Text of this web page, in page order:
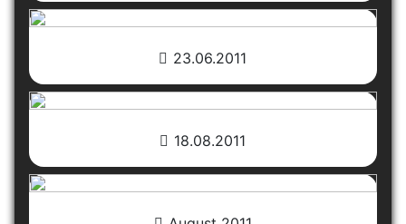
23.06.2011
18.08.2011